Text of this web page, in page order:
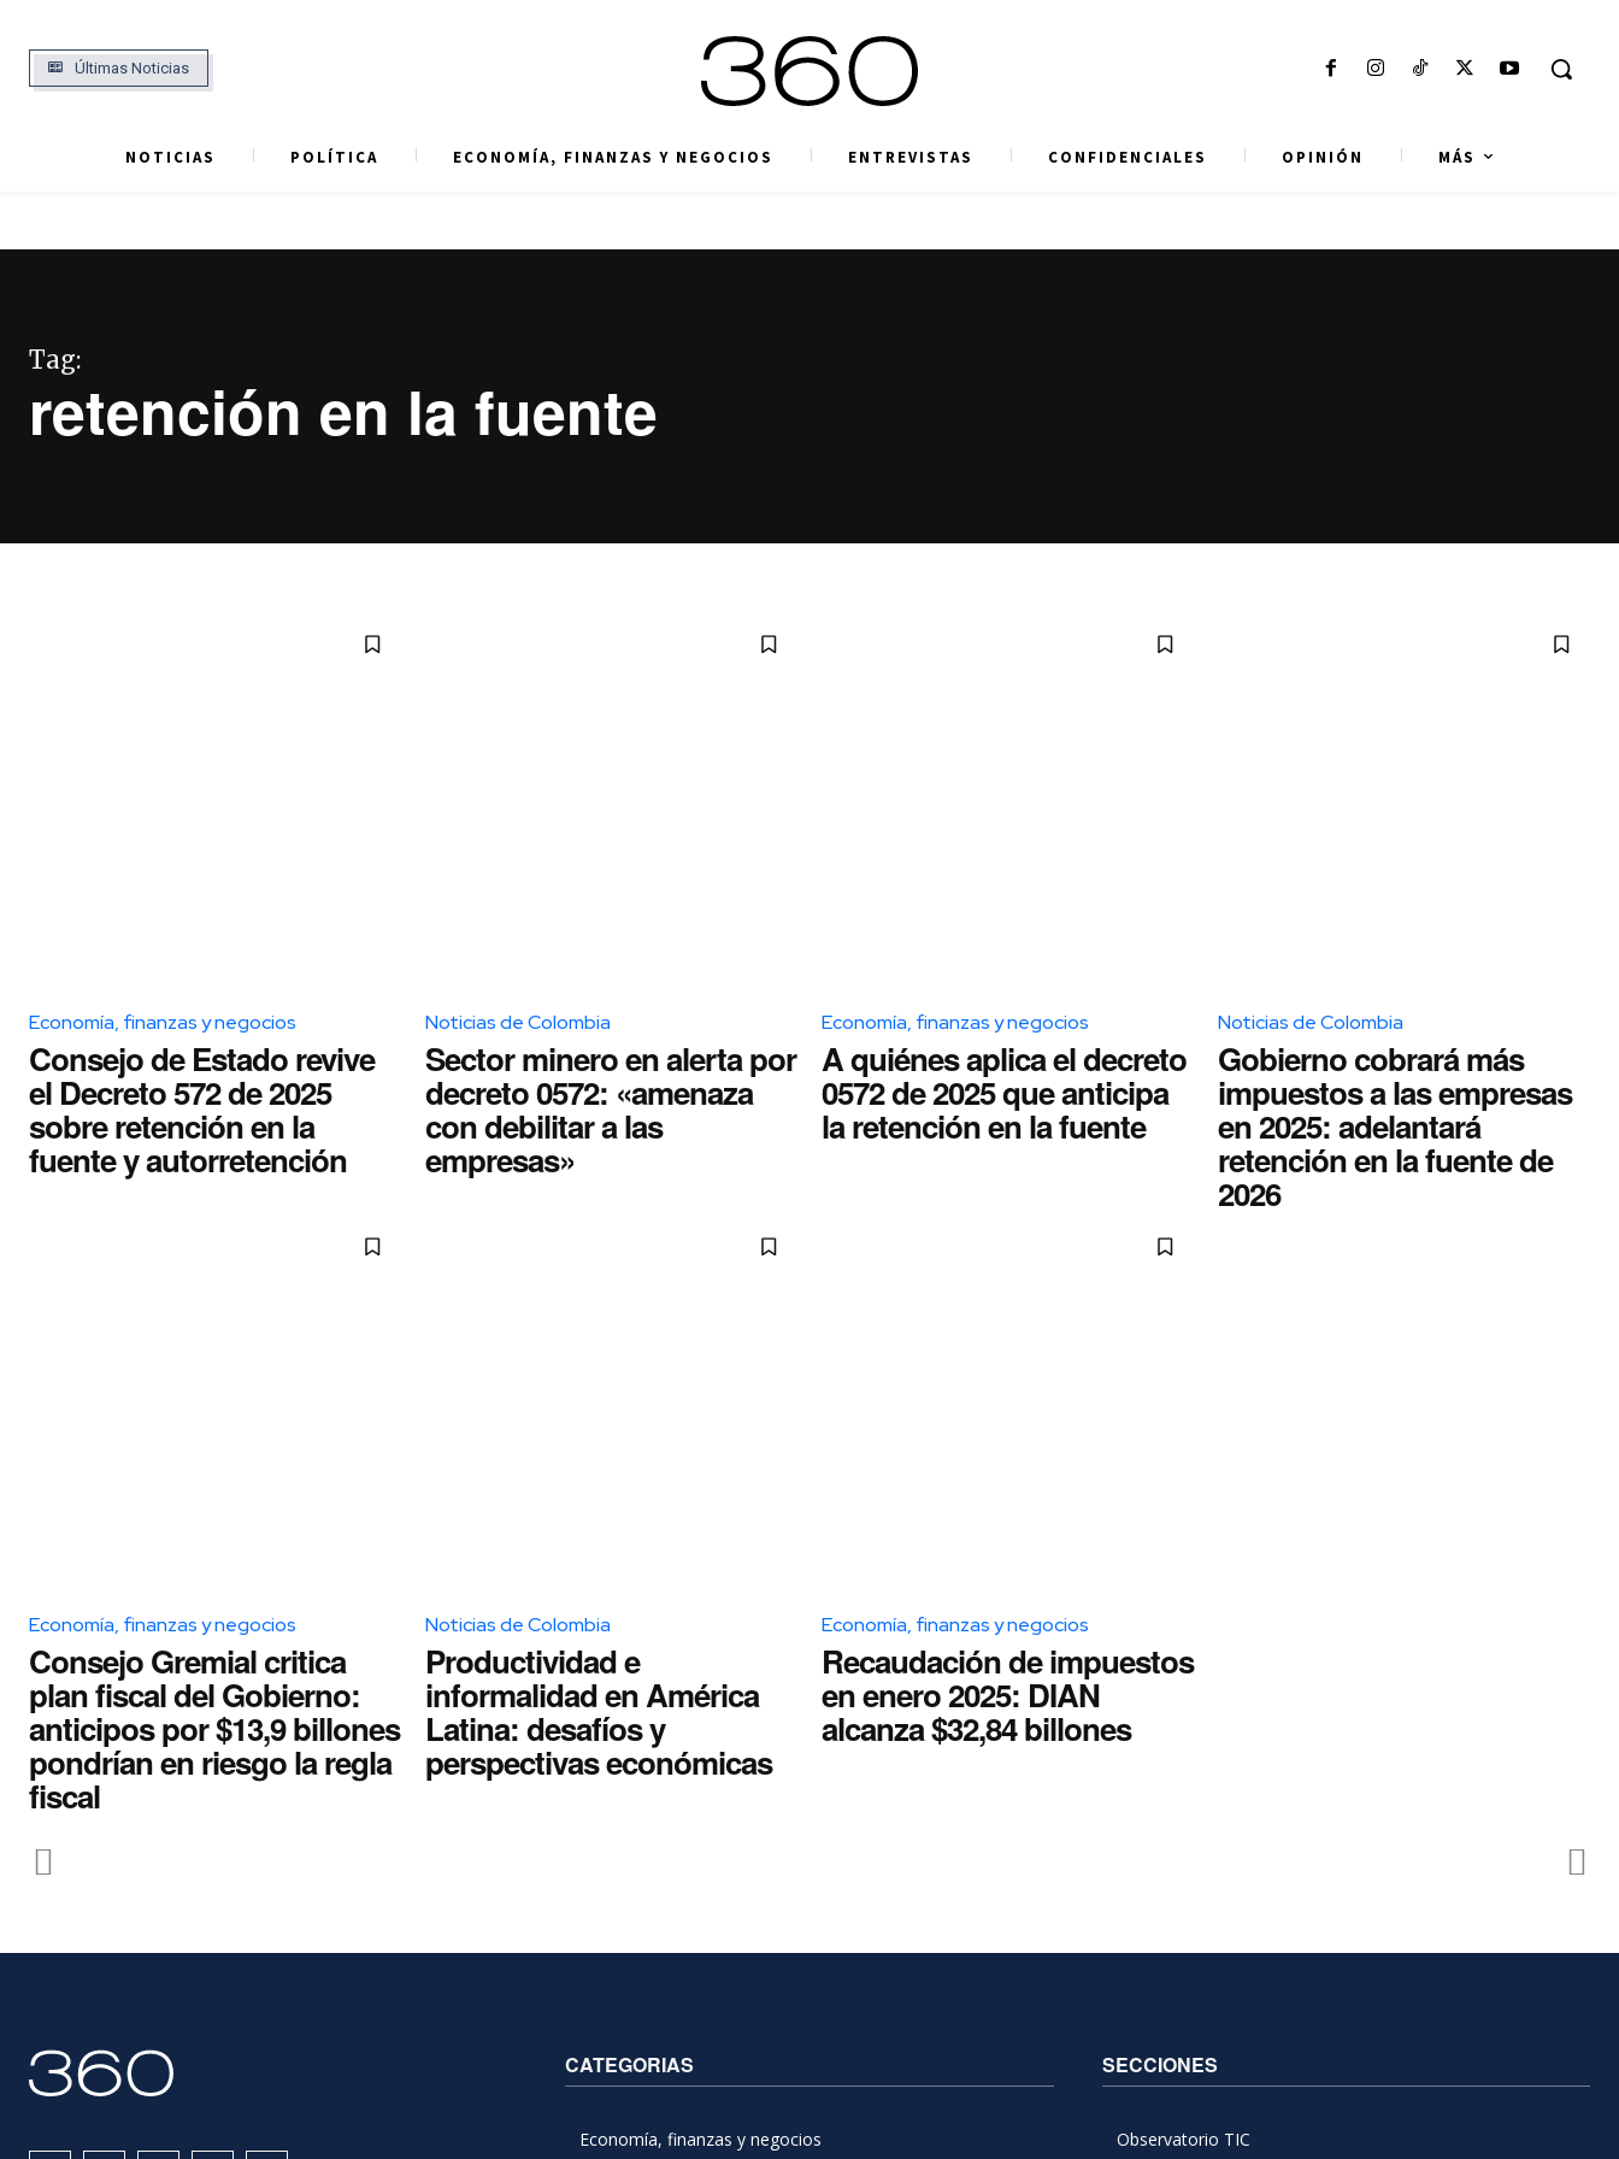
Últimas Noticias
NOTICIAS POLÍTICA ECONOMÍA, FINANZAS Y NEGOCIOS ENTREVISTAS CONFIDENCIALES OPINIÓN MÁS
Tag:
retención en la fuente
Economía, finanzas y negocios
Consejo de Estado revive
el Decreto 572 de 2025
sobre retención en la
fuente y autorretención
Noticias de Colombia
Sector minero en alerta por
decreto 0572: «amenaza
con debilitar a las
empresas»
Economía, finanzas y negocios
A quiénes aplica el decreto
0572 de 2025 que anticipa
la retención en la fuente
Noticias de Colombia
Gobierno cobrará más
impuestos a las empresas
en 2025: adelantará
retención en la fuente de
2026
Economía, finanzas y negocios
Consejo Gremial critica
plan fiscal del Gobierno:
anticipos por $13,9 billones
pondrían en riesgo la regla
fiscal
Noticias de Colombia
Productividad e
informalidad en América
Latina: desafíos y
perspectivas económicas
Economía, finanzas y negocios
Recaudación de impuestos
en enero 2025: DIAN
alcanza $32,84 billones
CATEGORIAS
Economía, finanzas y negocios
SECCIONES
Observatorio TIC